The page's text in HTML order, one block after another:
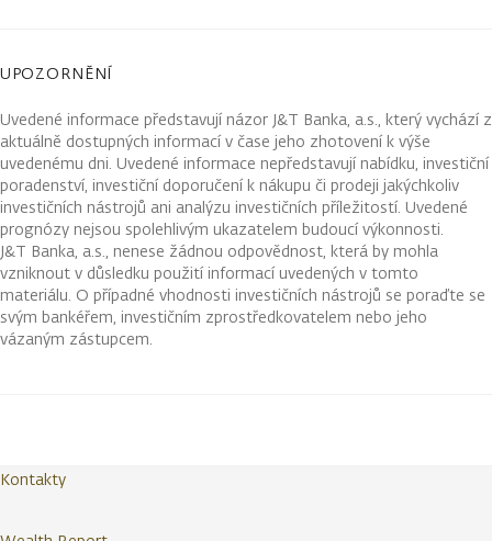
UPOZORNĚNÍ
Uvedené informace představují názor J&T Banka, a.s., který vychází z
aktuálně dostupných informací v čase jeho zhotovení k výše
uvedenému dni. Uvedené informace nepředstavují nabídku, investiční
poradenství, investiční doporučení k nákupu či prodeji jakýchkoliv
investičních nástrojů ani analýzu investičních příležitostí. Uvedené
prognózy nejsou spolehlivým ukazatelem budoucí výkonnosti.
J&T Banka, a.s., nenese žádnou odpovědnost, která by mohla
vzniknout v důsledku použití informací uvedených v tomto
materiálu. O případné vhodnosti investičních nástrojů se poraďte se
svým bankéřem, investičním zprostředkovatelem nebo jeho
vázaným zástupcem.
Kontakty